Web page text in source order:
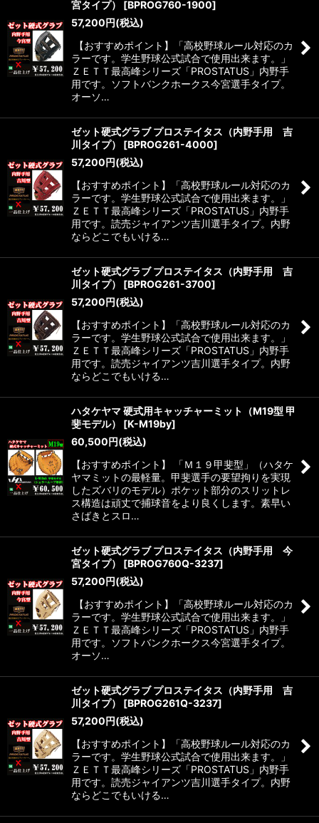
宮タイプ）
[BPROG760-1900]
57,200円(税込)
【おすすめポイント】「高校野球ルール対応のカ
ラーです。学生野球公式試合で使用出来ます。」
ＺＥＴＴ最高峰シリーズ「PROSTATUS」内野手
用です。ソフトバンクホークス今宮選手タイプ。
オーソ…
ゼット硬式グラブ プロステイタス（内野手用 吉
川タイプ）
[BPROG261-4000]
57,200円(税込)
【おすすめポイント】「高校野球ルール対応のカ
ラーです。学生野球公式試合で使用出来ます。」
ＺＥＴＴ最高峰シリーズ「PROSTATUS」内野手
用です。読売ジャイアンツ吉川選手タイプ。内野
ならどこでもいける…
ゼット硬式グラブ プロステイタス（内野手用 吉
川タイプ）
[BPROG261-3700]
57,200円(税込)
【おすすめポイント】「高校野球ルール対応のカ
ラーです。学生野球公式試合で使用出来ます。」
ＺＥＴＴ最高峰シリーズ「PROSTATUS」内野手
用です。読売ジャイアンツ吉川選手タイプ。内野
ならどこでもいける…
ハタケヤマ 硬式用キャッチャーミット（M19型 甲
斐モデル）
[K-M19by]
60,500円(税込)
【おすすめポイント】 「Ｍ１９甲斐型」（ハタケ
ヤマミットの最軽量。甲斐選手の要望拘りを実現
したズバリのモデル）ポケット部分のスリットレ
ス構造は頑丈で捕球音をより良くします。素早い
さばきとスロ…
ゼット硬式グラブ プロステイタス（内野手用 今
宮タイプ）
[BPROG760Q-3237]
57,200円(税込)
【おすすめポイント】「高校野球ルール対応のカ
ラーです。学生野球公式試合で使用出来ます。」
ＺＥＴＴ最高峰シリーズ「PROSTATUS」内野手
用です。ソフトバンクホークス今宮選手タイプ。
オーソ…
ゼット硬式グラブ プロステイタス（内野手用 吉
川タイプ）
[BPROG261Q-3237]
57,200円(税込)
【おすすめポイント】「高校野球ルール対応のカ
ラーです。学生野球公式試合で使用出来ます。」
ＺＥＴＴ最高峰シリーズ「PROSTATUS」内野手
用です。読売ジャイアンツ吉川選手タイプ。内野
ならどこでもいける…